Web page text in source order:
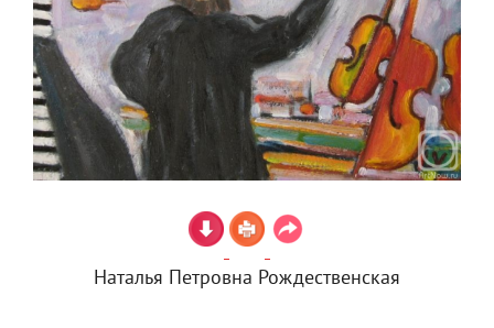
Наталья Петровна Рождественская